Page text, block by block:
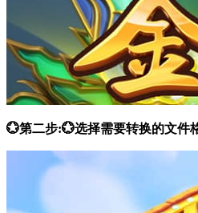
💮第二步:💮选择需要转换的文件